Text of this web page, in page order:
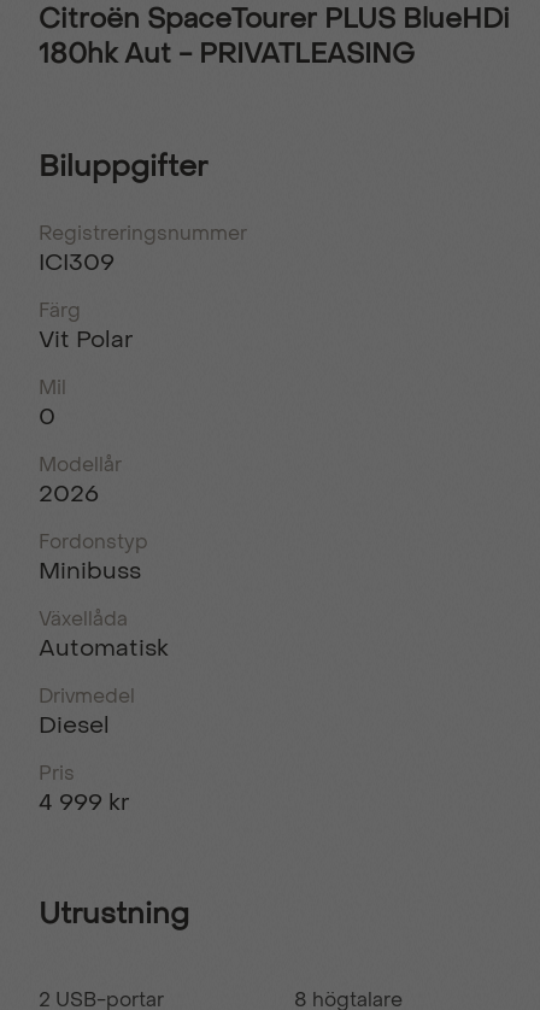
Citroën SpaceTourer PLUS BlueHDi
180hk Aut - PRIVATLEASING
Biluppgifter
Registreringsnummer
ICI309
Färg
Vit Polar
Mil
0
Modellår
2026
Fordonstyp
Minibuss
Växellåda
Automatisk
Drivmedel
Diesel
Pris
4 999 kr
Utrustning
2 USB-portar 8 högtalare